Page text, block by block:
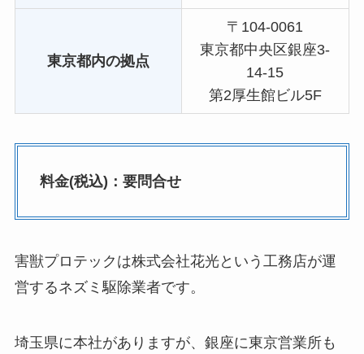
東京都内の拠点
〒104-0061
東京都中央区銀座3-
14-15
第2厚生館ビル5F
料金(税込)：要問合せ
害獣プロテックは株式会社花光という工務店が運
営するネズミ駆除業者です。
埼玉県に本社がありますが、銀座に東京営業所も